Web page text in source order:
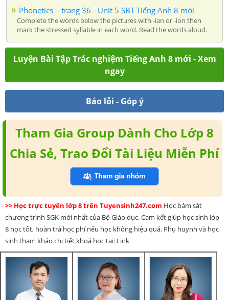
Phonetics – trang 36 - Unit 5 SBT Tiếng Anh 8 mới
Complete the words below the pictures with -ian or -ion then
mark the stressed syllable in each word. Read the words aloud.
Luyện Bài Tập Trắc nghiệm Tiếng Anh 8 mới - Xem
ngay
Báo lỗi - Góp ý
Tham Gia Group Dành Cho Lớp 8
Chia Sẻ, Trao Đổi Tài Liệu Miễn Phí
>> Học trực tuyến lớp 8 trên Tuyensinh247.com Học bám sát
chương trình SGK mới nhất của Bộ Giáo dục. Cam kết giúp học sinh lớp
8 học tốt, hoàn trả học phí nếu học không hiệu quả. Phụ huynh và học
sinh tham khảo chi tiết khoá học tại: Link